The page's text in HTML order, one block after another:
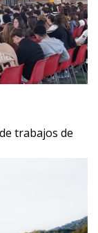
trabajos de